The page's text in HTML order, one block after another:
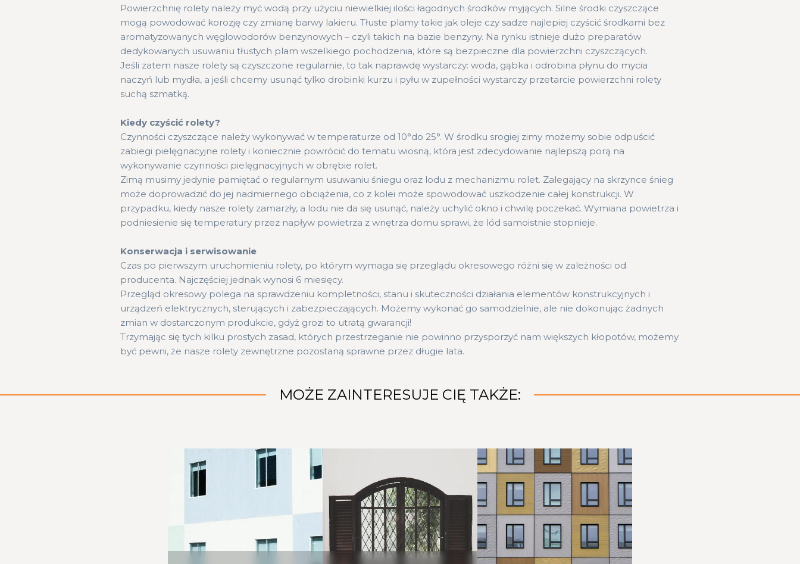
Powierzchnię rolety należy myć wodą przy użyciu niewielkiej ilości łagodnych środków myjących. Silne środki czyszczące
mogą powodować korozję czy zmianę barwy lakieru. Tłuste plamy takie jak oleje czy sadze najlepiej czyścić środkami bez
aromatyzowanych węglowodorów benzynowych – czyli takich na bazie benzyny. Na rynku istnieje dużo preparatów
dedykowanych usuwaniu tłustych plam wszelkiego pochodzenia, które są bezpieczne dla powierzchni czyszczących.
Jeśli zatem nasze rolety są czyszczone regularnie, to tak naprawdę wystarczy: woda, gąbka i odrobina płynu do mycia
naczyń lub mydła, a jeśli chcemy usunąć tylko drobinki kurzu i pyłu w zupełności wystarczy przetarcie powierzchni rolety
suchą szmatką.
Kiedy czyścić rolety?
Czynności czyszczące należy wykonywać w temperaturze od 10°do 25°. W środku srogiej zimy możemy sobie odpuścić
zabiegi pielęgnacyjne rolety i koniecznie powrócić do tematu wiosną, która jest zdecydowanie najlepszą porą na
wykonywanie czynności pielęgnacyjnych w obrębie rolet.
Zimą musimy jedynie pamiętać o regularnym usuwaniu śniegu oraz lodu z mechanizmu rolet. Zalegający na skrzynce śnieg
może doprowadzić do jej nadmiernego obciążenia, co z kolei może spowodować uszkodzenie całej konstrukcji. W
przypadku, kiedy nasze rolety zamarzły, a lodu nie da się usunąć, należy uchylić okno i chwilę poczekać. Wymiana powietrza i
podniesienie się temperatury przez napływ powietrza z wnętrza domu sprawi, że lód samoistnie stopnieje.
Konserwacja i serwisowanie
Czas po pierwszym uruchomieniu rolety, po którym wymaga się przeglądu okresowego różni się w zależności od
producenta. Najczęściej jednak wynosi 6 miesięcy.
Przegląd okresowy polega na sprawdzeniu kompletności, stanu i skuteczności działania elementów konstrukcyjnych i
urządzeń elektrycznych, sterujących i zabezpieczających. Możemy wykonać go samodzielnie, ale nie dokonując żadnych
zmian w dostarczonym produkcie, gdyż grozi to utratą gwarancji!
Trzymając się tych kilku prostych zasad, których przestrzeganie nie powinno przysporzyć nam większych kłopotów, możemy
być pewni, że nasze rolety zewnętrzne pozostaną sprawne przez długie lata.
MOŻE ZAINTERESUJE CIĘ TAKŻE: